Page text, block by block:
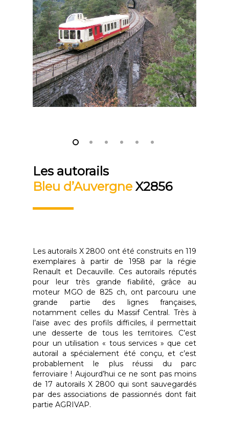
Les autorails
Bleu d’Auvergne X2856
Les autorails X 2800 ont été construits en 119
exemplaires à partir de 1958 par la régie
Renault et Decauville. Ces autorails réputés
pour leur très grande fiabilité, grâce au
moteur MGO de 825 ch, ont parcouru une
grande partie des lignes françaises,
notamment celles du Massif Central. Très à
l’aise avec des profils difficiles, il permettait
une desserte de tous les territoires. C’est
pour un utilisation « tous services » que cet
autorail a spécialement été conçu, et c’est
probablement le plus réussi du parc
ferroviaire ! Aujourd’hui ce ne sont pas moins
de 17 autorails X 2800 qui sont sauvegardés
par des associations de passionnés dont fait
partie AGRIVAP.